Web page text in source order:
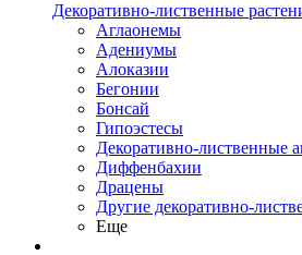
Декоративно-лиственные
Аглаонемы
Адениумы
Алоказии
Бегонии
Бонсай
Гипоэстесы
Декоративно-лиственные
Диффенбахии
Драцены
Другие декоративно-
Еще